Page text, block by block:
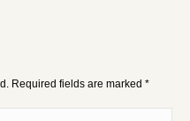
Required fields are marked *